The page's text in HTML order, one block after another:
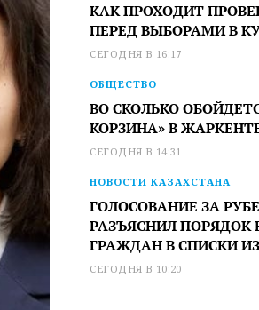
КАК ПРОХОДИТ
ПЕРЕД ВЫБОРАМИ В
СЕГОДНЯ В 16:17
ОБЩЕСТВО
ВО СКОЛЬКО
КОРЗИНА» В
СЕГОДНЯ В 14:31
НОВОСТИ КАЗАХСТАНА
ГОЛОСОВАНИЕ ЗА
РАЗЪЯСНИЛ ПОРЯДОК
ГРАЖДАН В СПИСКИ
СЕГОДНЯ В 10:20